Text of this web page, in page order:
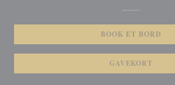
BOOK ET BORD
GAVEKORT